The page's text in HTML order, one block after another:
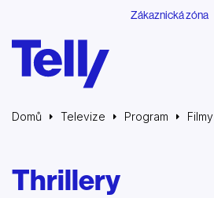
Zákaznická zóna
Domů Televize Program Filmy
Thrillery